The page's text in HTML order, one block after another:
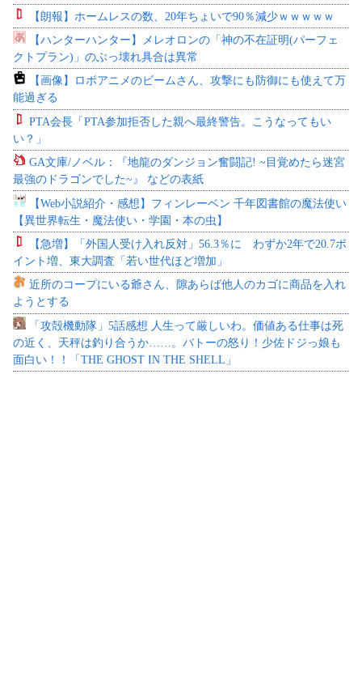
【朗報】ホームレスの数、20年ちょいで90％減少ｗｗｗｗｗ
【ハンターハンター】メレオロンの「神の不在証明(パーフェ
クトプラン)」のぶっ壊れ具合は異常
【画像】ロボアニメのビームさん、攻撃にも防御にも使えて万
能過ぎる
PTA会長「PTA参加拒否した親へ最終警告。こうなってもい
い？」
GA文庫/ノベル：『地龍のダンジョン奮闘記! ~目覚めたら迷宮
最強のドラゴンでした~』 などの表紙
【Web小説紹介・感想】フィンレーベン 千年図書館の魔法使い
【異世界転生・魔法使い・学園・本の虫】
【急増】「外国人受け入れ反対」56.3％に わずか2年で20.7ポ
イント増、東大調査「若い世代ほど増加」
近所のコープにいる爺さん、隙あらば他人のカゴに商品を入れ
ようとする
「攻殻機動隊」5話感想 人生って厳しいわ。価値ある仕事は死
の近く、天秤は釣り合うか……。バトーの怒り！少佐ドジっ娘も
面白い！！「THE GHOST IN THE SHELL」